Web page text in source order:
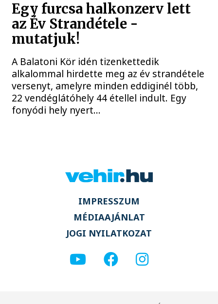
Egy furcsa halkonzerv lett
az Év Strandétele -
mutatjuk!
A Balatoni Kör idén tizenkettedik
alkalommal hirdette meg az év strandétele
versenyt, amelyre minden eddiginél több,
22 vendéglátóhely 44 étellel indult. Egy
fonyódi hely nyert...
IMPRESSZUM
MÉDIAAJÁNLAT
JOGI NYILATKOZAT